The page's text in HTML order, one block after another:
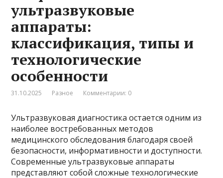
ультразвуковые
аппараты:
классификация, типы и
технологические
особенности
31.10.2025 Разное Комментарии: 0
Ультразвуковая диагностика остается одним из
наиболее востребованных методов
медицинского обследования благодаря своей
безопасности, информативности и доступности.
Современные ультразвуковые аппараты
представляют собой сложные технологические